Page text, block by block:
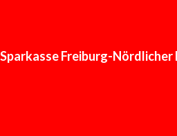
Sparkasse Freiburg-Nördlicher